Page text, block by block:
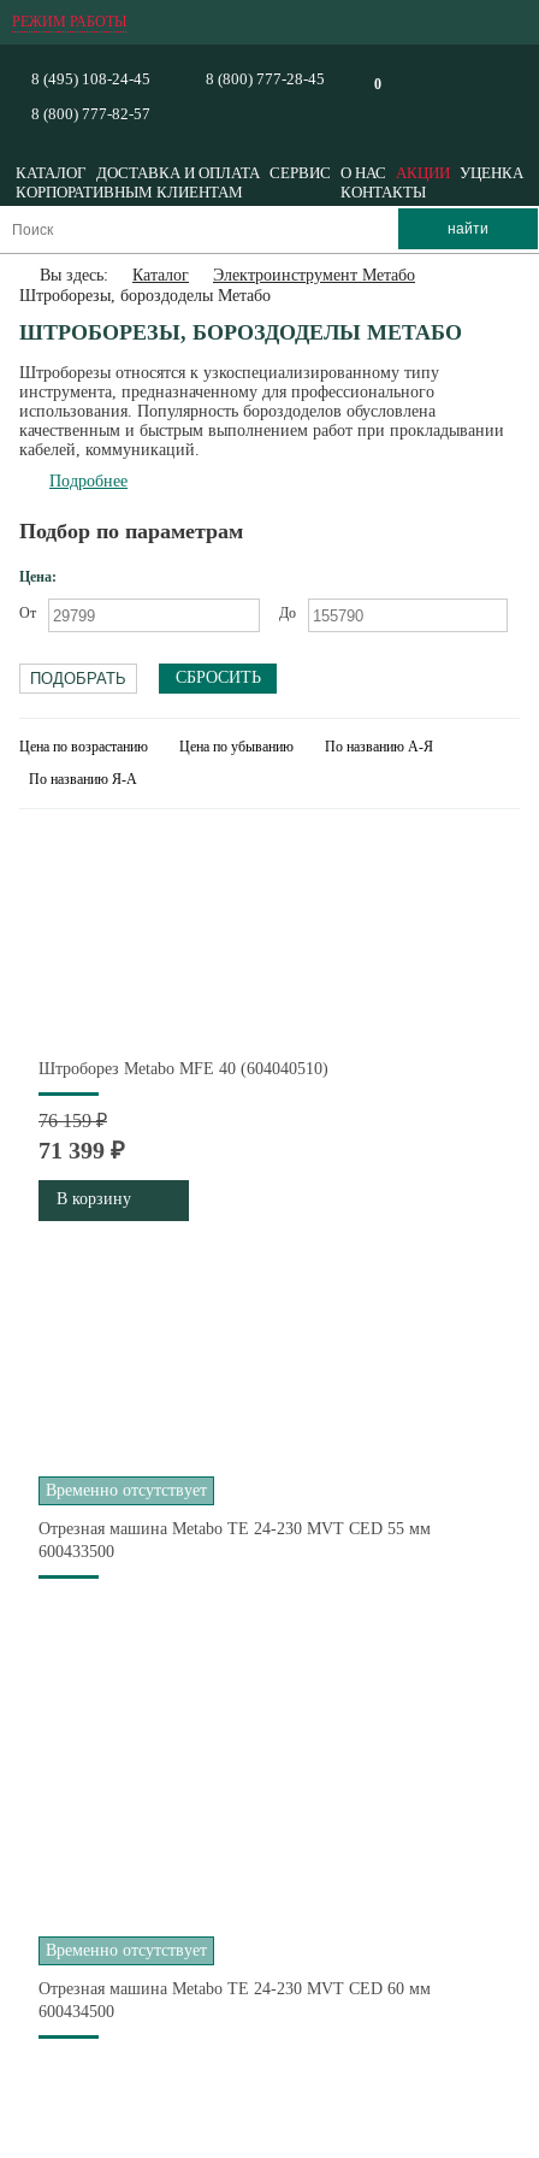
РЕЖИМ РАБОТЫ
0
8 (495) 108-24-45
8 (800) 777-82-57
8 (800) 777-28-45
КАТАЛОГ ДОСТАВКА И ОПЛАТА СЕРВИС О НАС АКЦИИ УЦЕНКА
КОРПОРАТИВНЫМ КЛИЕНТАМ
КОНТАКТЫ
Вы здесь: Каталог
Электроинструмент Метабо
Штроборезы, бороздоделы Метабо
ШТРОБОРЕЗЫ, БОРОЗДОДЕЛЫ МЕТАБО
Штроборезы относятся к узкоспециализированному типу
инструмента, предназначенному для профессионального
использования. Популярность бороздоделов обусловлена
качественным и быстрым выполнением работ при прокладывании
кабелей, коммуникаций.
Подробнее
Подбор по параметрам
Цена:
От До
СБРОСИТЬ
Цена по возрастанию Цена по убыванию
По названию А-Я
По названию Я-А
Штроборез Metabo MFE 40 (604040510)
76 159 ₽
71 399 ₽
В корзину
Временно отсутствует
Отрезная машина Metabo TE 24-230 MVT CED 55 мм
600433500
Временно отсутствует
Отрезная машина Metabo TE 24-230 MVT CED 60 мм
600434500